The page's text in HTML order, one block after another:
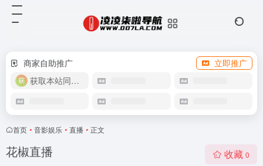
商家自助推广
立即推广
获取本站同款主题
首页 • 音影娱乐 • 直播 • 正文
花椒直播 收藏 0